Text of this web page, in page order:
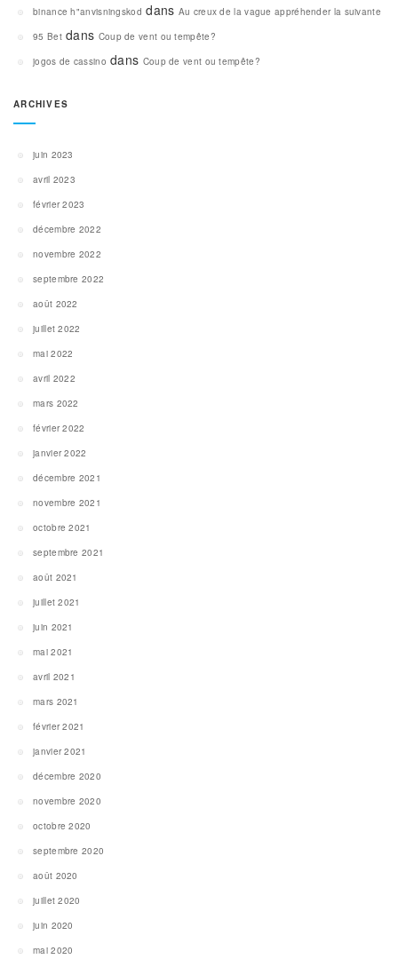
binance h"anvisningskod dans Au creux de la vague appréhender la suivante
95 Betdans Coup de vent ou tempête?
jogos de cassino dans Coup de vent ou tempête?
ARCHIVES
juin 2023
avril 2023
février 2023
décembre 2022
novembre 2022
septembre 2022
août 2022
juillet 2022
mai 2022
avril 2022
mars 2022
février 2022
janvier 2022
décembre 2021
novembre 2021
octobre 2021
septembre 2021
août 2021
juillet 2021
juin 2021
mai 2021
avril 2021
mars 2021
février 2021
janvier 2021
décembre 2020
novembre 2020
octobre 2020
septembre 2020
août 2020
juillet 2020
juin 2020
mai 2020